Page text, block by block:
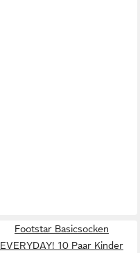
Footstar Basicsocken
EVERYDAY! 10 Paar Kinder